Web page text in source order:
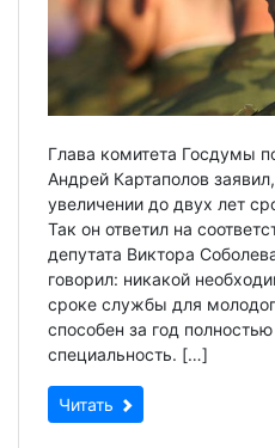
Глава комитета Госдумы
Андрей Картаполов
увеличении до двух лет
Так он ответил на
депутата Виктора
говорил: никакой
сроке службы для
способен за год
специальность. […]
Читать